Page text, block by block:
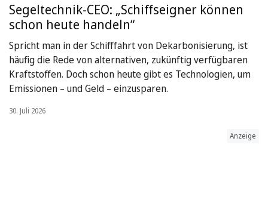
Segeltechnik-CEO: „Schiffseigner können
schon heute handeln“
Spricht man in der Schifffahrt von Dekarbonisierung, ist
häufig die Rede von alternativen, zukünftig verfügbaren
Kraftstoffen. Doch schon heute gibt es Technologien, um
Emissionen – und Geld – einzusparen.
30. Juli 2026
Anzeige